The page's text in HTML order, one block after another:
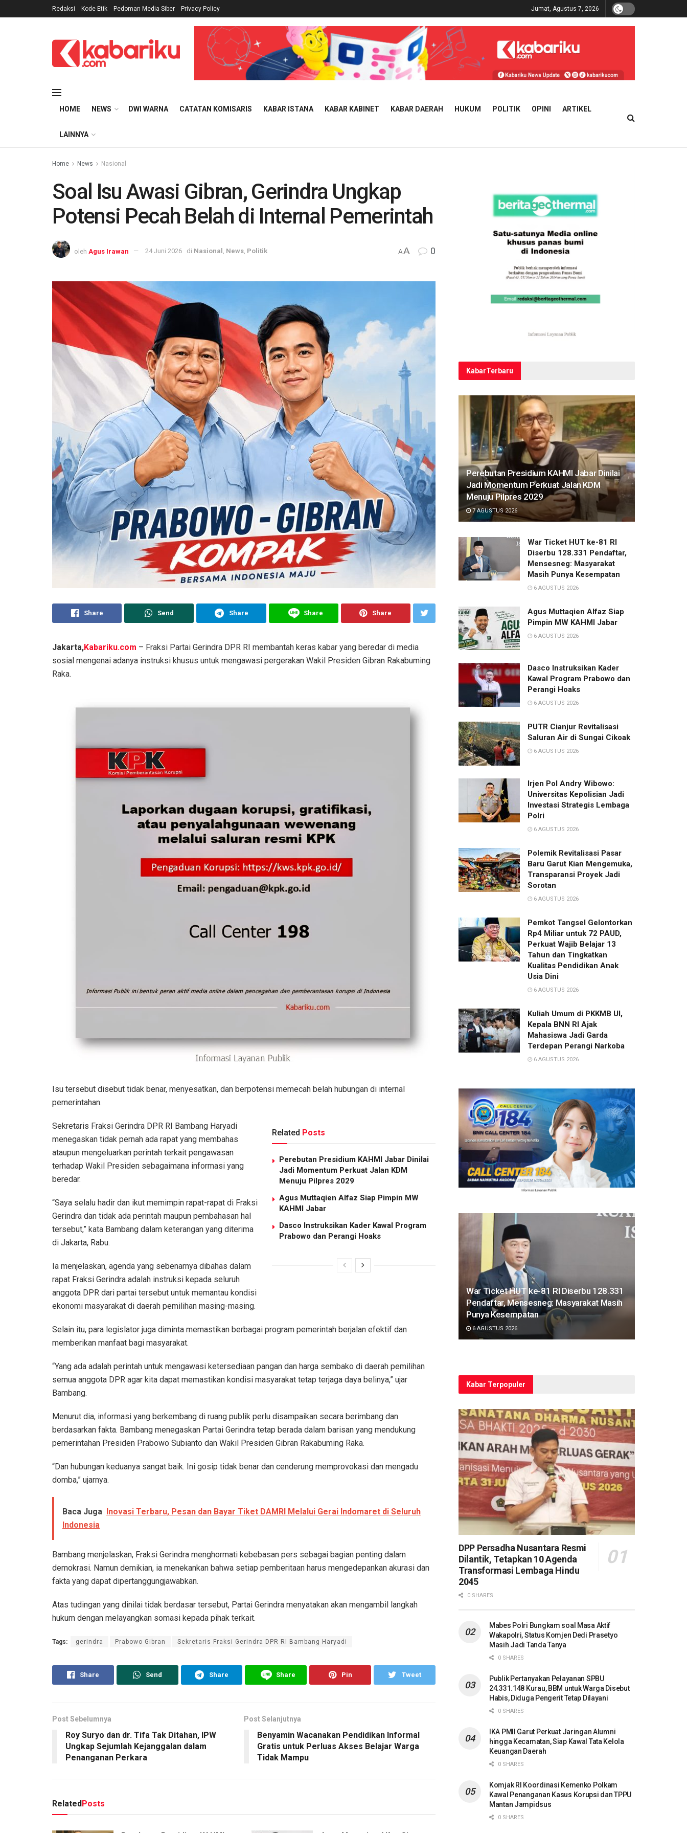
Redaksi Kode Etik Pedoman Media Siber Privacy Policy Jumat, Agustus 7, 2026
HOME NEWS DWI WARNA CATATAN KOMISARIS KABAR ISTANA KABAR KABINET KABAR DAERAH HUKUM POLITIK OPINI ARTIKEL
LAINNYA
Home News Nasional
Soal Isu Awasi Gibran, Gerindra Ungkap
Potensi Pecah Belah di Internal Pemerintah
oleh Agus Irawan 24 Juni 2026 di Nasional , News, Politik AA 0
Share Send Share Share Share
Jakarta,Kabariku.com – Fraksi Partai Gerindra DPR RI membantah keras kabar yang beredar di media
sosial mengenai adanya instruksi khusus untuk mengawasi pergerakan Wakil Presiden Gibran Rakabuming
Raka.
Isu tersebut disebut tidak benar, menyesatkan, dan berpotensi memecah belah hubungan di internal
pemerintahan.
Related Posts
Perebutan Presidium KAHMI Jabar Dinilai
Jadi Momentum Perkuat Jalan KDM
Menuju Pilpres 2029
Agus Muttaqien Alfaz Siap Pimpin MW
KAHMI Jabar
Dasco Instruksikan Kader Kawal Program
Prabowo dan Perangi Hoaks
Sekretaris Fraksi Gerindra DPR RI Bambang Haryadi
menegaskan tidak pernah ada rapat yang membahas
ataupun mengeluarkan perintah terkait pengawasan
terhadap Wakil Presiden sebagaimana informasi yang
beredar.
“Saya selalu hadir dan ikut memimpin rapat-rapat di Fraksi
Gerindra dan tidak ada perintah maupun pembahasan hal
tersebut,” kata Bambang dalam keterangan yang diterima
di Jakarta, Rabu.
Ia menjelaskan, agenda yang sebenarnya dibahas dalam
rapat Fraksi Gerindra adalah instruksi kepada seluruh
anggota DPR dari partai tersebut untuk memantau kondisi
ekonomi masyarakat di daerah pemilihan masing-masing.
Selain itu, para legislator juga diminta memastikan berbagai program pemerintah berjalan efektif dan
memberikan manfaat bagi masyarakat.
“Yang ada adalah perintah untuk mengawasi ketersediaan pangan dan harga sembako di daerah pemilihan
semua anggota DPR agar kita dapat memastikan kondisi masyarakat tetap terjaga daya belinya,” ujar
Bambang.
Menurut dia, informasi yang berkembang di ruang publik perlu disampaikan secara berimbang dan
berdasarkan fakta. Bambang menegaskan Partai Gerindra tetap berada dalam barisan yang mendukung
pemerintahan Presiden Prabowo Subianto dan Wakil Presiden Gibran Rakabuming Raka.
“Dan hubungan keduanya sangat baik. Ini gosip tidak benar dan cenderung memprovokasi dan mengadu
domba,” ujarnya.
Baca Juga Inovasi Terbaru, Pesan dan Bayar Tiket DAMRI Melalui Gerai Indomaret di Seluruh
Indonesia
Bambang menjelaskan, Fraksi Gerindra menghormati kebebasan pers sebagai bagian penting dalam
demokrasi. Namun demikian, ia menekankan bahwa setiap pemberitaan harus mengedepankan akurasi dan
fakta yang dapat dipertanggungjawabkan.
Atas tudingan yang dinilai tidak berdasar tersebut, Partai Gerindra menyatakan akan mengambil langkah
hukum dengan melayangkan somasi kepada pihak terkait.
Tags: gerindra Prabowo Gibran Sekretaris Fraksi Gerindra DPR RI Bambang Haryadi
Share Send Share Share Pin Tweet
Post Sebelumnya
Roy Suryo dan dr. Tifa Tak Ditahan, IPW
Ungkap Sejumlah Kejanggalan dalam
Penanganan Perkara
Post Selanjutnya
Benyamin Wacanakan Pendidikan Informal
Gratis untuk Perluas Akses Belajar Warga
Tidak Mampu
RelatedPosts
KabarTerbaru
Perebutan Presidium KAHMI Jabar Dinilai
Jadi Momentum Perkuat Jalan KDM
Menuju Pilpres 2029
7 AGUSTUS 2026
War Ticket HUT ke-81 RI
Diserbu 128.331 Pendaftar,
Mensesneg: Masyarakat
Masih Punya Kesempatan
6 AGUSTUS 2026
Agus Muttaqien Alfaz Siap
Pimpin MW KAHMI Jabar
6 AGUSTUS 2026
Dasco Instruksikan Kader
Kawal Program Prabowo dan
Perangi Hoaks
6 AGUSTUS 2026
PUTR Cianjur Revitalisasi
Saluran Air di Sungai Cikoak
6 AGUSTUS 2026
Irjen Pol Andry Wibowo:
Universitas Kepolisian Jadi
Investasi Strategis Lembaga
Polri
6 AGUSTUS 2026
Polemik Revitalisasi Pasar
Baru Garut Kian Mengemuka,
Transparansi Proyek Jadi
Sorotan
6 AGUSTUS 2026
Pemkot Tangsel Gelontorkan
Rp4 Miliar untuk 72 PAUD,
Perkuat Wajib Belajar 13
Tahun dan Tingkatkan
Kualitas Pendidikan Anak
Usia Dini
6 AGUSTUS 2026
Kuliah Umum di PKKMB UI,
Kepala BNN RI Ajak
Mahasiswa Jadi Garda
Terdepan Perangi Narkoba
6 AGUSTUS 2026
War Ticket HUT ke-81 RI Diserbu 128.331
Pendaftar, Mensesneg: Masyarakat Masih
Punya Kesempatan
6 AGUSTUS 2026
Kabar Terpopuler
DPP Persadha Nusantara Resmi
Dilantik, Tetapkan 10 Agenda
Transformasi Lembaga Hindu
2045
0 SHARES
Mabes Polri Bungkam soal Masa Aktif
Wakapolri, Status Komjen Dedi Prasetyo
Masih Jadi Tanda Tanya
0 SHARES
Publik Pertanyakan Pelayanan SPBU
24.331.148 Kurau, BBM untuk Warga Disebut
Habis, Diduga Pengerit Tetap Dilayani
0 SHARES
IKA PMII Garut Perkuat Jaringan Alumni
hingga Kecamatan, Siap Kawal Tata Kelola
Keuangan Daerah
0 SHARES
Komjak RI Koordinasi Kemenko Polkam
Kawal Penanganan Kasus Korupsi dan TPPU
Mantan Jampidsus
0 SHARES